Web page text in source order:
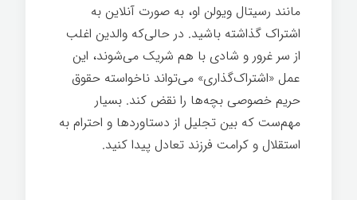
مانند رسیتال ویولن او، به صورت آنلاین به
اشتراک گذاشته باشید. در حالی‌که والدین اغلب
از سر غرور و شادی با هم شریک می‌شوند، این
عمل «اشتراک‌گذاری» می‌تواند ناخواسته حقوق
حریم خصوصی بچه‌ها را نقض کند. بسیار
مهم‌ست که بین تجلیل از دستاوردها و احترام به
استقلال و کرامت فرزند تعادل پیدا کنید.